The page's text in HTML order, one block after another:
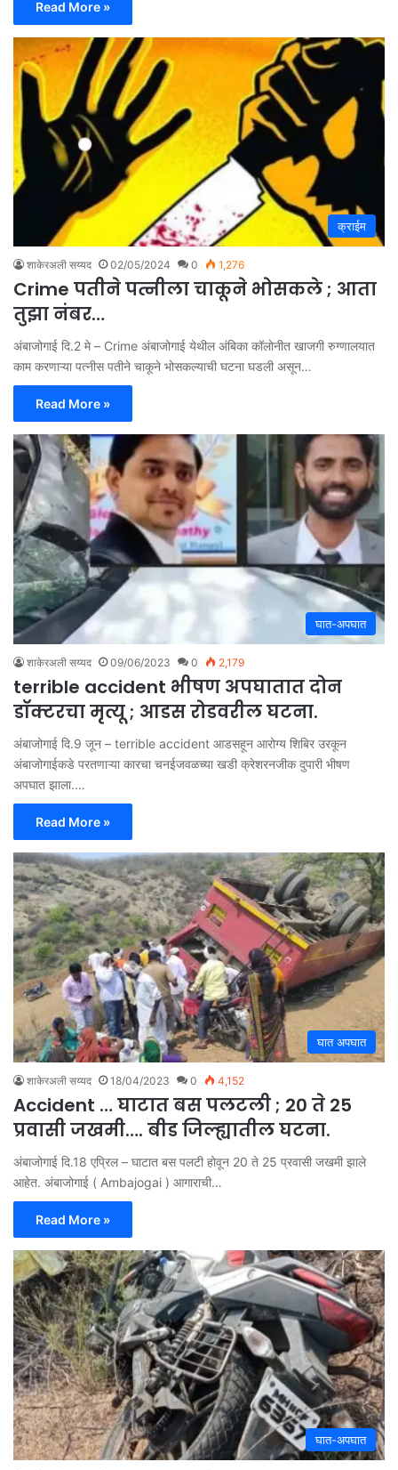
Read More »
क्राईम
शाकेरअली सय्यद 02/05/2024 0 1,276
Crime पतीने पत्नीला चाकूने भोसकले ; आता
तुझा नंबर…
अंबाजोगाई दि.2 मे – Crime अंबाजोगाई येथील अंबिका कॉलोनीत खाजगी रुग्णालयात
काम करणाऱ्या पत्नीस पतीने चाकूने भोसकल्याची घटना घडली असून…
Read More »
घात-अपघात
शाकेरअली सय्यद 09/06/2023 0 2,179
terrible accident भीषण अपघातात दोन
डॉक्टरचा मृत्यू ; आडस रोडवरील घटना.
अंबाजोगाई दि.9 जून – terrible accident आडसहून आरोग्य शिबिर उरकून
अंबाजोगाईकडे परतणाऱ्या कारचा चनईजवळच्या खडी क्रेशरनजीक दुपारी भीषण
अपघात झाला.…
Read More »
घात अपघात
शाकेरअली सय्यद 18/04/2023 0 4,152
Accident … घाटात बस पलटली ; 20 ते 25
प्रवासी जखमी…. बीड जिल्ह्यातील घटना.
अंबाजोगाई दि.18 एप्रिल – घाटात बस पलटी होवून 20 ते 25 प्रवासी जखमी झाले
आहेत. अंबाजोगाई ( Ambajogai ) आगाराची…
Read More »
घात-अपघात